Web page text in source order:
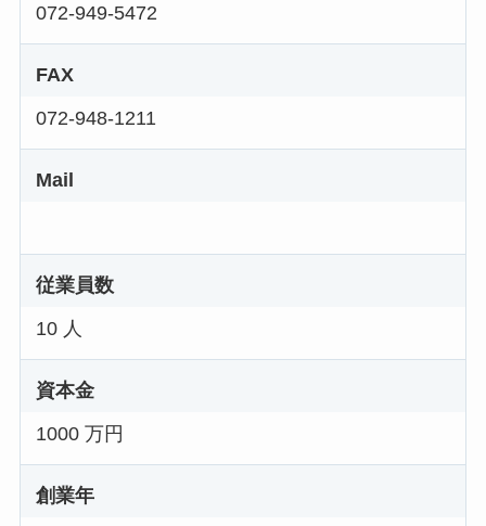
072-949-5472
FAX
072-948-1211
Mail
従業員数
10 人
資本金
1000 万円
創業年